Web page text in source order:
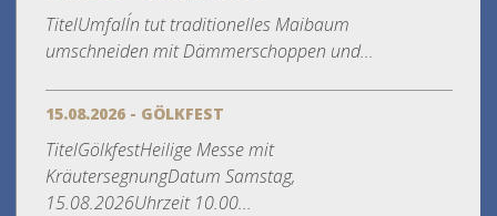
TitelUmfall´n tut traditionelles Maibaum
umschneiden mit Dämmerschoppen und...
15.08.2026 - GÖLKFEST
TitelGölkfestHeilige Messe mit
KräutersegnungDatum Samstag,
15.08.2026Uhrzeit 10.00...